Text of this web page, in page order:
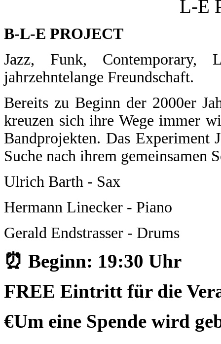
B-L-E PROJECT
Jazz, Funk, Contemporary,
jahrzehntelange Freundschaft.
Bereits zu Beginn der 2000er
kreuzen sich ihre Wege immer
Bandprojekten. Das Experiment
Suche nach ihrem gemeinsamen
Ulrich Barth - Sax
Hermann Linecker - Piano
Gerald Endstrasser - Drums
⏰ Beginn: 19:30 Uhr
FREE Eintritt für die
€Um eine Spende wird